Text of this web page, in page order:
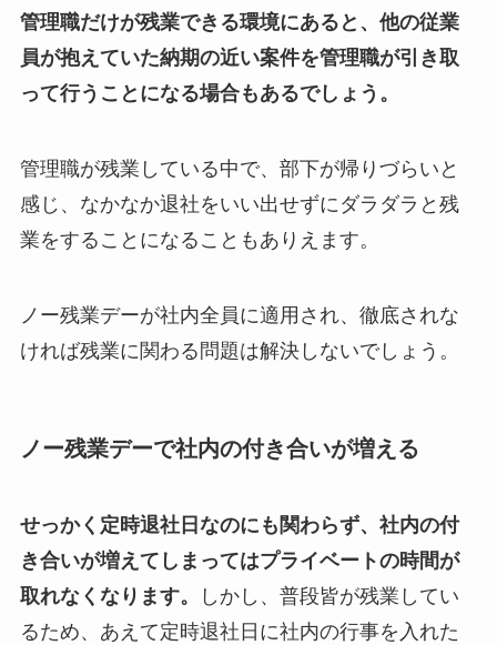
管理職だけが残業できる環境にあると、他の従業
員が抱えていた納期の近い案件を管理職が引き取
って行うことになる場合もあるでしょう。
管理職が残業している中で、部下が帰りづらいと
感じ、なかなか退社をいい出せずにダラダラと残
業をすることになることもありえます。
ノー残業デーが社内全員に適用され、徹底されな
ければ残業に関わる問題は解決しないでしょう。
ノー残業デーで社内の付き合いが増える
せっかく定時退社日なのにも関わらず、社内の付
き合いが増えてしまってはプライベートの時間が
取れなくなります。
しかし、普段皆が残業してい
るため、あえて定時退社日に社内の行事を入れた